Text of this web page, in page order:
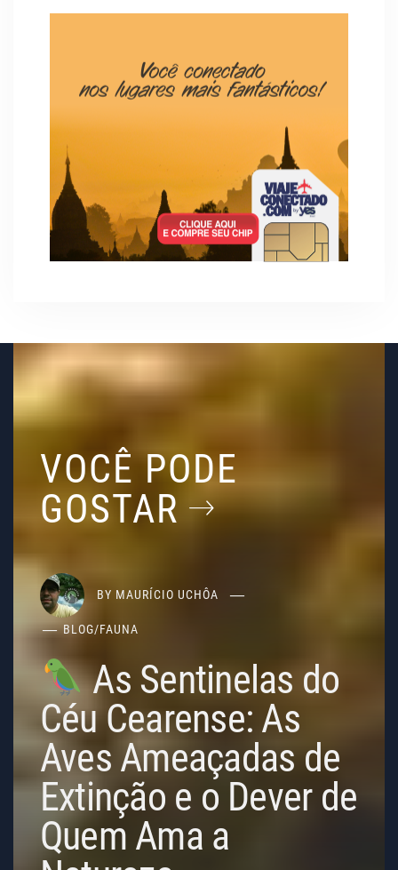
VOCÊ PODE
GOSTAR
BY MAURÍCIO UCHÔA
BLOG/FAUNA
As Sentinelas do
Céu Cearense: As
Aves Ameaçadas de
Extinção e o Dever de
Quem Ama a